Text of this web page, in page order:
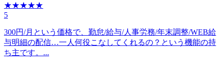
★★★★★
5
300円/月という価格で、勤怠/給与/人事労務/年末調整/WEB給
与明細の配信…一人何役こなしてくれるの？という機能の持
ち主です。...